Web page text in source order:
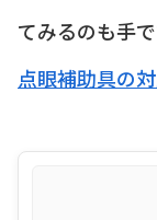
てみるのも手で
点眼補助具の